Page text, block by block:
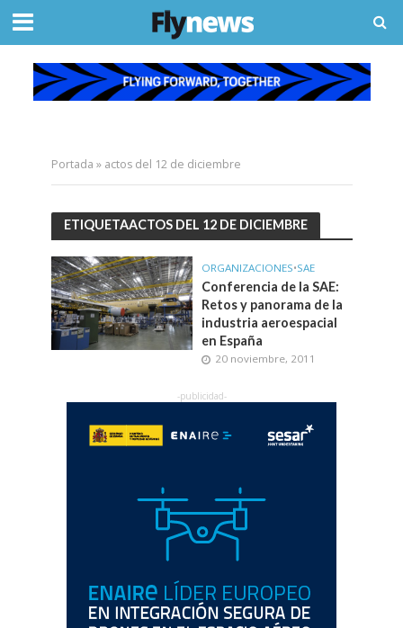
Portada » actos del 12 de diciembre
ETIQUETAACTOS DEL 12 DE DICIEMBRE
ORGANIZACIONES•SAE
Conferencia de la SAE:
Retos y panorama de la
industria aeroespacial
en España
20 noviembre, 2011